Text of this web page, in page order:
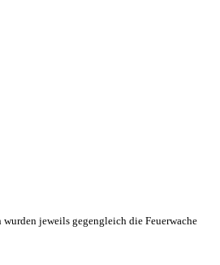
jeweils gegengleich die Feuerwache